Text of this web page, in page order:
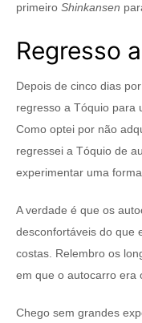
primeiro Shinkansen
Regresso
Depois de cinco dias
regresso a Tóquio para
Como optei por não
regressei a Tóquio de
experimentar uma
A verdade é que os
desconfortáveis do que
costas. Relembro os
em que o autocarro era
Chego sem grandes